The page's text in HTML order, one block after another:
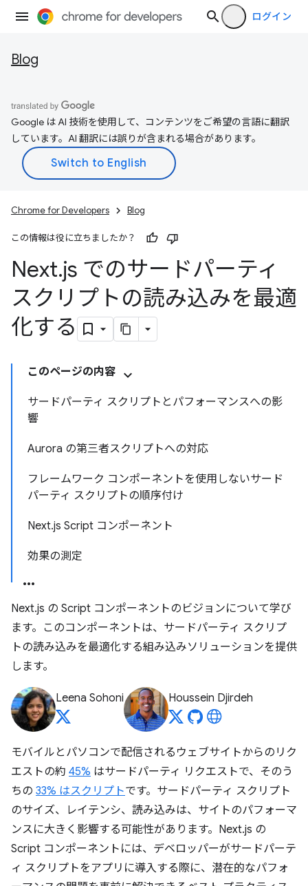
ログイン
Blog
Google は AI 技術を使用して、コンテンツをご希望の言語に翻訳
しています。AI 翻訳には誤りが含まれる場合があります。
Chrome for Developers Blog
この情報は役に立ちましたか？
Next.js でのサードパーティ
スクリプトの読み込みを最適
化する
このページの内容
サードパーティ スクリプトとパフォーマンスへの影
響
Aurora の第三者スクリプトへの対応
フレームワーク コンポーネントを使用しないサード
パーティ スクリプトの順序付け
Next.js Script コンポーネント
効果の測定
Next.js の Script コンポーネントのビジョンについて学び
ます。このコンポーネントは、サードパーティ スクリプ
トの読み込みを最適化する組み込みソリューションを提供
します。
Leena Sohoni Houssein Djirdeh
モバイルとパソコンで配信されるウェブサイトからのリク
エストの約 45% はサードパーティ リクエストで、そのう
ちの 33% はスクリプトです。サードパーティ スクリプト
のサイズ、レイテンシ、読み込みは、サイトのパフォーマ
ンスに大きく影響する可能性があります。Next.js の
Script コンポーネントには、デベロッパーがサードパーテ
ィ スクリプトをアプリに導入する際に、潜在的なパフォ